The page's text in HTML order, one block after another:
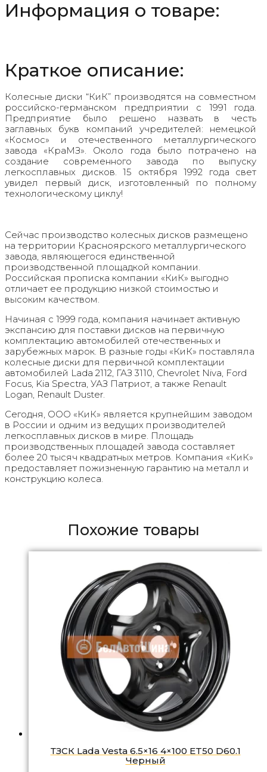
черный
Информация о товаре:
Краткое описание:
Колесные диски “КиК” производятся на совместном
российско-германском предприятии с 1991 года.
Предприятие было решено назвать в честь
заглавных букв компаний учредителей: немецкой
«Космос» и отечественного металлургического
завода «КраМЗ». Около года было потрачено на
создание современного завода по выпуску
легкосплавных дисков. 15 октября 1992 года свет
увидел первый диск, изготовленный по полному
технологическому циклу!
Сейчас производство колесных дисков размещено
на территории Красноярского металлургического
завода, являющегося единственной
производственной площадкой компании.
Российская прописка компании «КиК» выгодно
отличает ее продукцию низкой стоимостью и
высоким качеством.
Начиная с 1999 года, компания начинает активную
экспансию для поставки дисков на первичную
комплектацию автомобилей отечественных и
зарубежных марок. В разные годы «КиК» поставляла
колесные диски для первичной комплектации
автомобилей Lada 2112, ГАЗ 3110, Chevrolet Niva, Ford
Focus, Kia Spectra, УАЗ Патриот, а также Renault
Logan, Renault Duster.
Сегодня, ООО «КиК» является крупнейшим заводом
в России и одним из ведущих производителей
легкосплавных дисков в мире. Площадь
производственных площадей завода составляет
более 20 тысяч квадратных метров. Компания «КиК»
предоставляет пожизненную гарантию на металл и
конструкцию колеса.
Похожие товары
ТЗСК Lada Vesta 6.5×16 4×100 ET50 D60.1
Черный